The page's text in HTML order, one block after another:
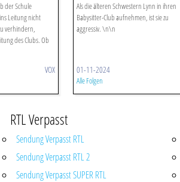
der Schule
Leitung nicht
verhindern,
des Clubs. Ob
VOX
Als die älteren Schwestern Lynn in ihren
Babysitter-Club aufnehmen, ist sie zu
aggressiv. \n\n
01-11-2024
Alle Folgen
RTL Verpasst
Sendung Verpasst RTL
Sendung Verpasst RTL 2
Sendung Verpasst SUPER RTL